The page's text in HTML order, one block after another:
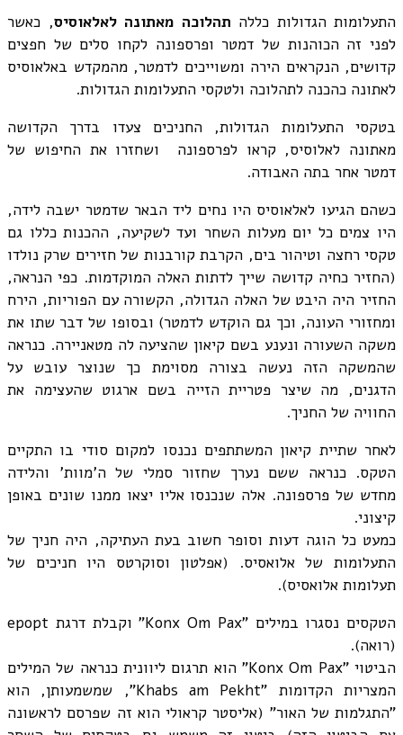
התעלומות הגדולות כללה תהלוכה מאתונה לאלאוסיס, כאשר
לפני זה הכוהנות של דמטר ופרספונה לקחו סלים של חפצים
קדושים, הנקראים הירה ומשוייכים לדמטר, מהמקדש באלאוסיס
לאתונה כהכנה לתהלוכה ולטקסי התעלומות הגדולות.
בטקסי התעלומות הגדולות, החניכים צעדו בדרך הקדושה
מאתונה לאלוסיס, קראו לפרספונה ושחזרו את החיפוש של
דמטר אחר בתה האבודה.
כשהם הגיעו לאלאוסיס היו נחים ליד הבאר שדמטר ישבה לידה,
היו צמים כל יום מעלות השחר ועד לשקיעה, ההכנות כללו גם
טקסי רחצה וטיהור בים, הקרבת קורבנות של חזירים שרק נולדו
(החזיר כחיה קדושה שייך לדתות האלה המוקדמות. כפי הנראה,
החזיר היה היבט של האלה הגדולה, הקשורה עם הפוריות, הירח
ומחזורי העונה, וכך גם הוקדש לדמטר) ובסופו של דבר שתו את
משקה השעורה ונענע בשם קיאון שהציעה לה מטאניירה. כנראה
שהמשקה הזה נעשה בצורה מסוימת כך שנוצר עובש על
הדגנים, מה שיצר פטריית הזייה בשם ארגוט שהעצימה את
החוויה של החניך.
לאחר שתיית קיאון המשתתפים נכנסו למקום סודי בו התקיים
הטקס. כנראה ששם נערך שחזור סמלי של ה'מוות' והלידה
מחדש של פרספונה. אלה שנכנסו אליו יצאו ממנו שונים באופן
קיצוני.
כמעט כל הוגה דעות וסופר חשוב בעת העתיקה, היה חניך של
התעלומות של אלואסיס. (אפלטון וסוקרטס היו חניכים של
תעלומות אלואסיס).
הטקסים נסגרו במילים "Konx Om Pax" וקבלת דרגת epopt
(רואה).
הביטוי "Konx Om Pax" הוא תרגום ליוונית כנראה של המילים
המצריות הקדומות "Khabs am Pekht", שמשמעותן, הוא
"התגלמות של האור" (אליסטר קראולי הוא זה שפרסם לראשונה